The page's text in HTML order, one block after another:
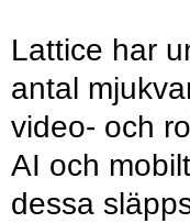
Lattice har
antal
video- och
AI och
dessa